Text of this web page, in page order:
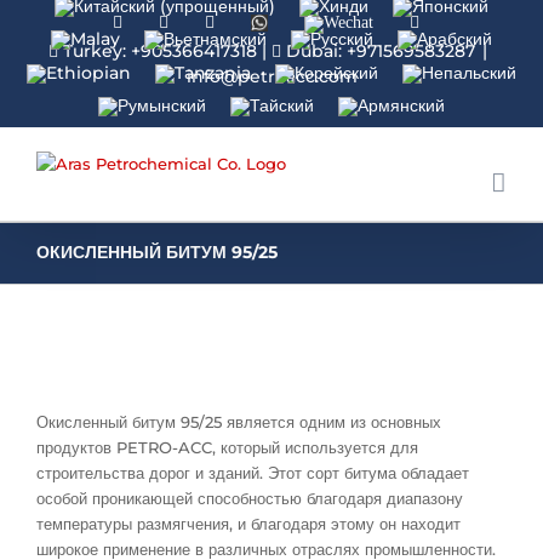
FacebookLinkedinInstagramWhatsAppWechat YouTube
Turkey: +905366417318| Dubai: +971569583287 |
info@petroacc.com
ОКИСЛЕННЫЙ БИТУМ 95/25
Окисленный битум 95/25 является одним из основных
продуктов PETRO-ACC, который используется для
строительства дорог и зданий. Этот сорт битума обладает
особой проникающей способностью благодаря диапазону
температуры размягчения, и благодаря этому он находит
широкое применение в различных отраслях промышленности.